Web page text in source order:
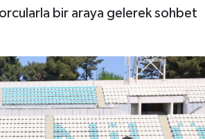
bir araya gelerek sohbet